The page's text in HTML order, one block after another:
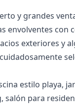
y grandes
envolventes con
exteriores y
estilo playa,
salón para